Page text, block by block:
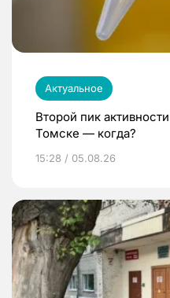
Актуальное
Второй пик
Томске — когда?
15:28 / 05.08.26